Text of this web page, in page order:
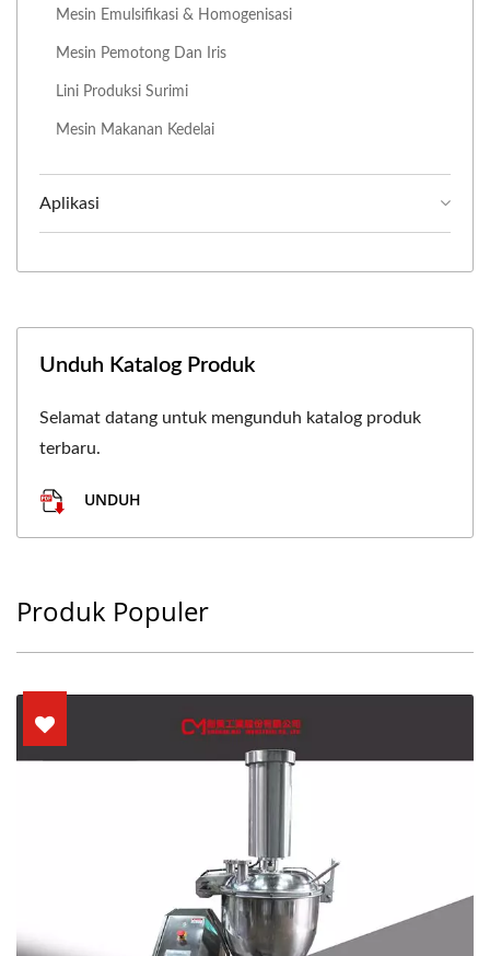
Mesin Emulsifikasi & Homogenisasi
Mesin Pemotong Dan Iris
Lini Produksi Surimi
Mesin Makanan Kedelai
Aplikasi
Unduh Katalog Produk
Selamat datang untuk mengunduh katalog produk
terbaru.
UNDUH
Produk Populer